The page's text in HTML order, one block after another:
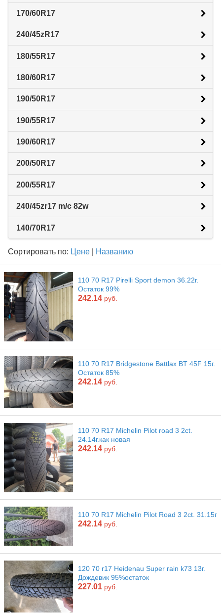
170/60R17
240/45zR17
180/55R17
180/60R17
190/50R17
190/55R17
190/60R17
200/50R17
200/55R17
240/45zr17 m/с 82w
140/70R17
Сортировать по: Цене Названию
110 70 R17 Pirelli Sport demon 36.22г.
Остаток 99%
242.14 руб.
110 70 R17 Bridgestone Battlax BT 45F 15г.
Остаток 85%
242.14 руб.
110 70 R17 Michelin Pilot road 3 2ct.
24.14г.как новая
242.14 руб.
110 70 R17 Michelin Pilot Road 3 2ct. 31.15г
242.14 руб.
120 70 r17 Heidenau Super rain k73 13г.
Дождевик 95%остаток
227.01 руб.